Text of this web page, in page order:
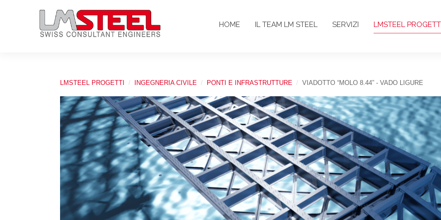
HOME IL TEAM LM STEEL SERVIZI LMSTEEL
LMSTEEL PROGETTI INGEGNERIA CIVILE PONTI E INFRASTRUTTURE VIADOTTO “MOLO 8.44” - VADO LIGURE